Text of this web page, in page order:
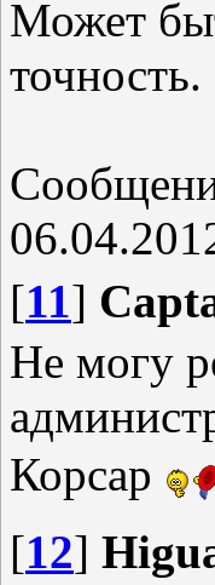
Может
точность.
[11]
Не могу
Корсар
[12]